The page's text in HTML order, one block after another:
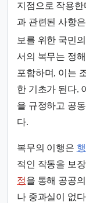
지점으로 작용
과 관련된 사항은
보를 위한 국민
서의 복무는 정
포함하며, 이는
한 기초가 된다.
을 규정하고 공
다.
복무의 이행은
적인 작동을 보
정을 통해 공공
나 중과실이 없